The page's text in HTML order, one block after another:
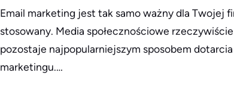
Email marketing jest tak samo ważny dla Twojej
stosowany. Media społecznościowe
pozostaje najpopularniejszym sposobem
marketingu.…